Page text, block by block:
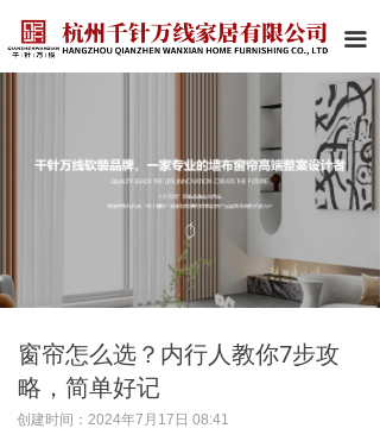
끀
窗帘怎么选？内行人教你7步攻
略，简单好记
创建时间： 2024年7月17日 08:41